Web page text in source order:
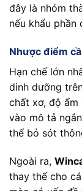
đây là nhóm
nếu khẩu phần
Nhược điểm
Hạn chế lớn
dinh dưỡng
chất xơ, độ ẩm
vào mô tả
thể bỏ sót
Ngoài ra,
thay thế cho